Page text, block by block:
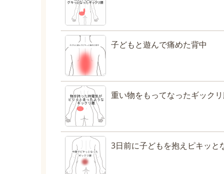
子どもと遊んで痛めた背中
重い物をもってなったギック
3日前に子どもを抱えピキッと